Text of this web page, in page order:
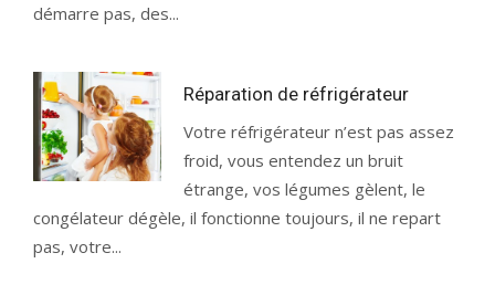
démarre pas, des...
Réparation de réfrigérateur
Votre réfrigérateur n’est pas assez
froid, vous entendez un bruit
étrange, vos légumes gèlent, le
congélateur dégèle, il fonctionne toujours, il ne repart
pas, votre...